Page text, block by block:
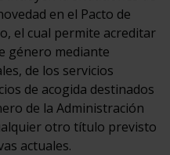
en el Pacto de
el cual permite acreditar
género mediante
de los servicios
de acogida destinados
de la Administración
otro título previsto
actuales.